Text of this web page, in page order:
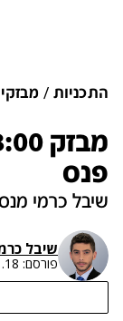
התכניות
פנס
שיבל כרמי
שיבל
פורסם: